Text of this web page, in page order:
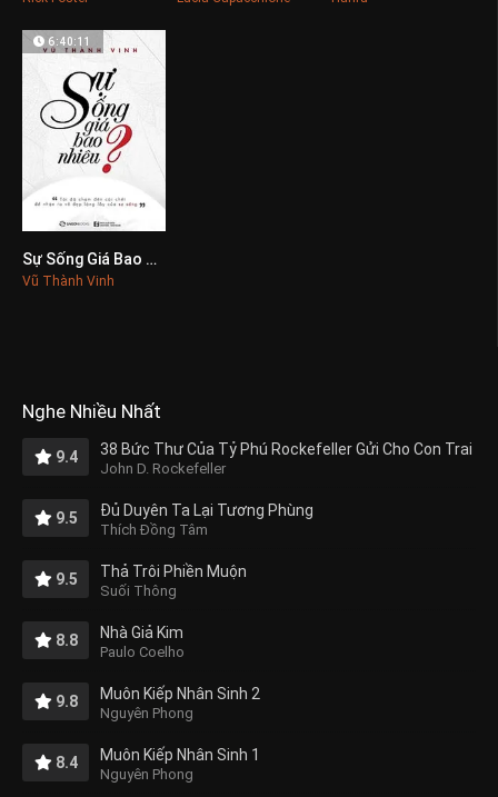
0
6:40:11
Sự Sống Giá Bao Nhiêu?
Vũ Thành Vinh
Nghe Nhiều Nhất
9.4 38 Bức Thư Của Tỷ Phú Rockefeller Gửi Cho Con Trai
John D. Rockefeller
9.5 Đủ Duyên Ta Lại Tương Phùng
Thích Đồng Tâm
9.5 Thả Trôi Phiền Muộn
Suối Thông
8.8 Nhà Giả Kim
Paulo Coelho
9.8 Muôn Kiếp Nhân Sinh 2
Nguyên Phong
8.4 Muôn Kiếp Nhân Sinh 1
Nguyên Phong